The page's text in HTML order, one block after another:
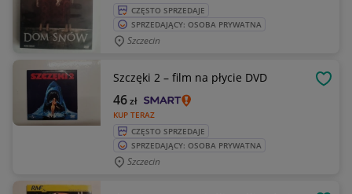
CZĘSTO SPRZEDAJE
SPRZEDAJĄCY: OSOBA PRYWATNA
Szczecin
Szczęki 2 – film na płycie DVD
KUP TERAZ
46zł
CZĘSTO SPRZEDAJE
SPRZEDAJĄCY: OSOBA PRYWATNA
Szczecin